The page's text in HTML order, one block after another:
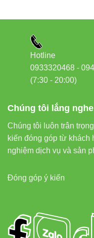
Chúng tôi lắng
Chúng tôi luôn trân
kiến đóng góp từ khách
nghiệm dịch vụ và sản
Đóng góp ý kiến
Hotline
0933320468 -
(7:30 - 20:00)